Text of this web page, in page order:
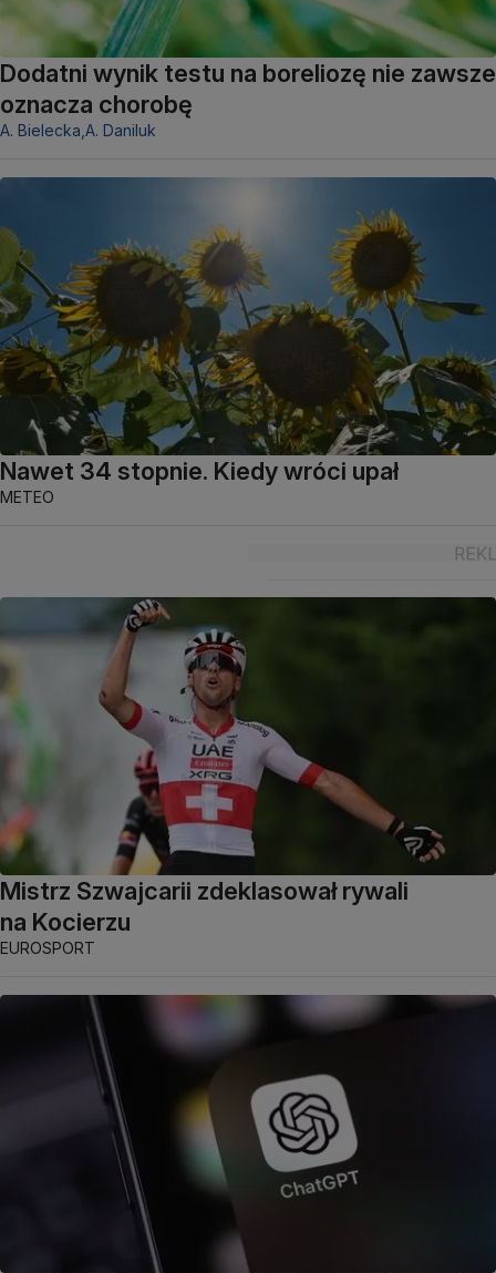
Dodatni wynik testu na boreliozę nie zawsze
oznacza chorobę
A. Bielecka, A. Daniluk
Nawet 34 stopnie. Kiedy wróci upał
METEO
Mistrz Szwajcarii zdeklasował rywali
na Kocierzu
EUROSPORT